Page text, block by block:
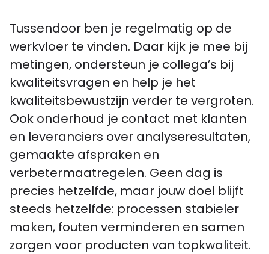
Tussendoor ben je regelmatig op de
werkvloer te vinden. Daar kijk je mee bij
metingen, ondersteun je collega’s bij
kwaliteitsvragen en help je het
kwaliteitsbewustzijn verder te vergroten.
Ook onderhoud je contact met klanten
en leveranciers over analyseresultaten,
gemaakte afspraken en
verbetermaatregelen. Geen dag is
precies hetzelfde, maar jouw doel blijft
steeds hetzelfde: processen stabieler
maken, fouten verminderen en samen
zorgen voor producten van topkwaliteit.